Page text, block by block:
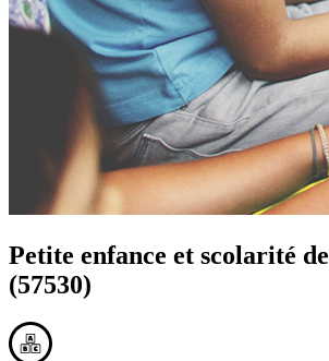
Petite enfance et scolarité de
(57530)